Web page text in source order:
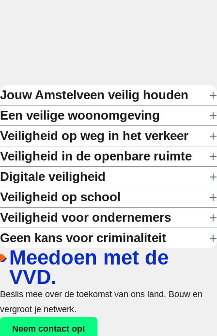
Jouw Amstelveen veilig houden
Een veilige woonomgeving
Veiligheid op weg in het verkeer
Veiligheid in de openbare ruimte
Digitale veiligheid
Veiligheid op school
Veiligheid voor ondernemers
Geen kans voor criminaliteit
Meedoen met de
VVD.
Beslis mee over de toekomst van ons land. Bouw en
vergroot je netwerk.
Neem contact op!